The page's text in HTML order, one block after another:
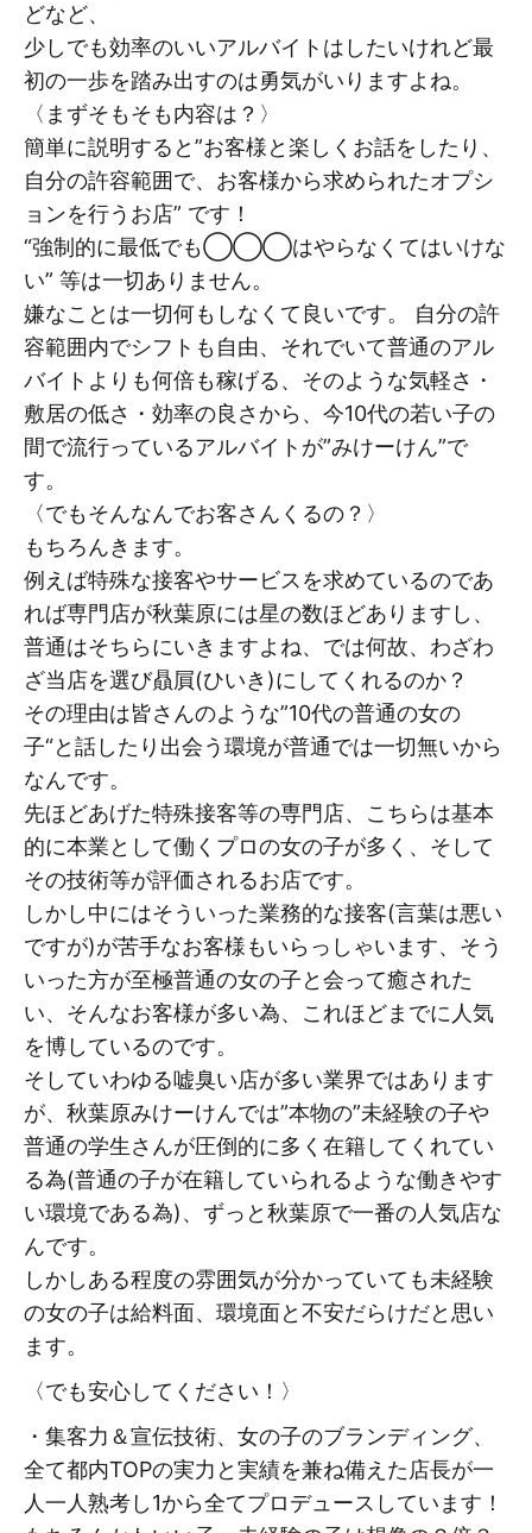
どなど、
少しでも効率のいいアルバイトはしたいけれど最
初の一歩を踏み出すのは勇気がいりますよね。
〈まずそもそも内容は？〉
簡単に説明すると”お客様と楽しくお話をしたり、
自分の許容範囲で、お客様から求められたオプシ
ョンを行うお店” です！
“強制的に最低でも◯◯◯はやらなくてはいけな
い” 等は一切ありません。
嫌なことは一切何もしなくて良いです。 自分の許
容範囲内でシフトも自由、それでいて普通のアル
バイトよりも何倍も稼げる、そのような気軽さ・
敷居の低さ・効率の良さから、今10代の若い子の
間で流行っているアルバイトが”みけーけん”で
す。
〈でもそんなんでお客さんくるの？〉
もちろんきます。
例えば特殊な接客やサービスを求めているのであ
れば専門店が秋葉原には星の数ほどありますし、
普通はそちらにいきますよね、では何故、わざわ
ざ当店を選び贔屓(ひいき)にしてくれるのか？
その理由は皆さんのような”10代の普通の女の
子“と話したり出会う環境が普通では一切無いから
なんです。
先ほどあげた特殊接客等の専門店、こちらは基本
的に本業として働くプロの女の子が多く、そして
その技術等が評価されるお店です。
しかし中にはそういった業務的な接客(言葉は悪い
ですが)が苦手なお客様もいらっしゃいます、そう
いった方が至極普通の女の子と会って癒された
い、そんなお客様が多い為、これほどまでに人気
を博しているのです。
そしていわゆる嘘臭い店が多い業界ではあります
が、秋葉原みけーけんでは”本物の”未経験の子や
普通の学生さんが圧倒的に多く在籍してくれてい
る為(普通の子が在籍していられるような働きやす
い環境である為)、ずっと秋葉原で一番の人気店な
んです。
しかしある程度の雰囲気が分かっていても未経験
の女の子は給料面、環境面と不安だらけだと思い
ます。
〈でも安心してください！〉
・集客力＆宣伝技術、女の子のブランディング、
全て都内TOPの実力と実績を兼ね備えた店長が一
人一人熟考し1から全てプロデュースしています！